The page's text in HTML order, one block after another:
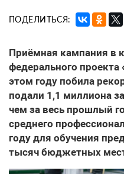
ПОДЕЛИТЬСЯ:
Приёмная кампания в
федерального проекта
этом году побила
подали 1,1 миллиона
чем за весь прошлый
среднего
году для обучения
тысяч бюджетных